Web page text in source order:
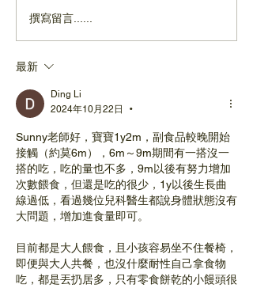
寶寶還不會說話，學手語
能幫助溝通嗎？嬰兒手語
撰寫留言......
最新
Ding Li
2024年10月22日
•
Sunny老師好，寶寶1y2m，副食品較晚開始
接觸（約莫6m），6m～9m期間有一搭沒一
搭的吃，吃的量也不多，9m以後有努力增加
次數餵食，但還是吃的很少，1y以後生長曲
線過低，看過幾位兒科醫生都說身體狀態沒有
大問題，增加進食量即可。
目前都是大人餵食，且小孩容易坐不住餐椅，
即便與大人共餐，也沒什麼耐性自己拿食物
吃，都是丟扔居多，只有零食餅乾的小饅頭很